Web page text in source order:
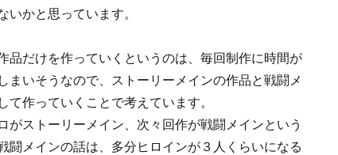
かと思っています。
品だけを作っていくというのは、毎回制作に時間が
まいそうなので、ストーリーメインの作品と戦闘メ
作っていくことで考えています。
がストーリーメイン、次々回作が戦闘メインという
闘メインの話は、多分ヒロインが３人くらいになる